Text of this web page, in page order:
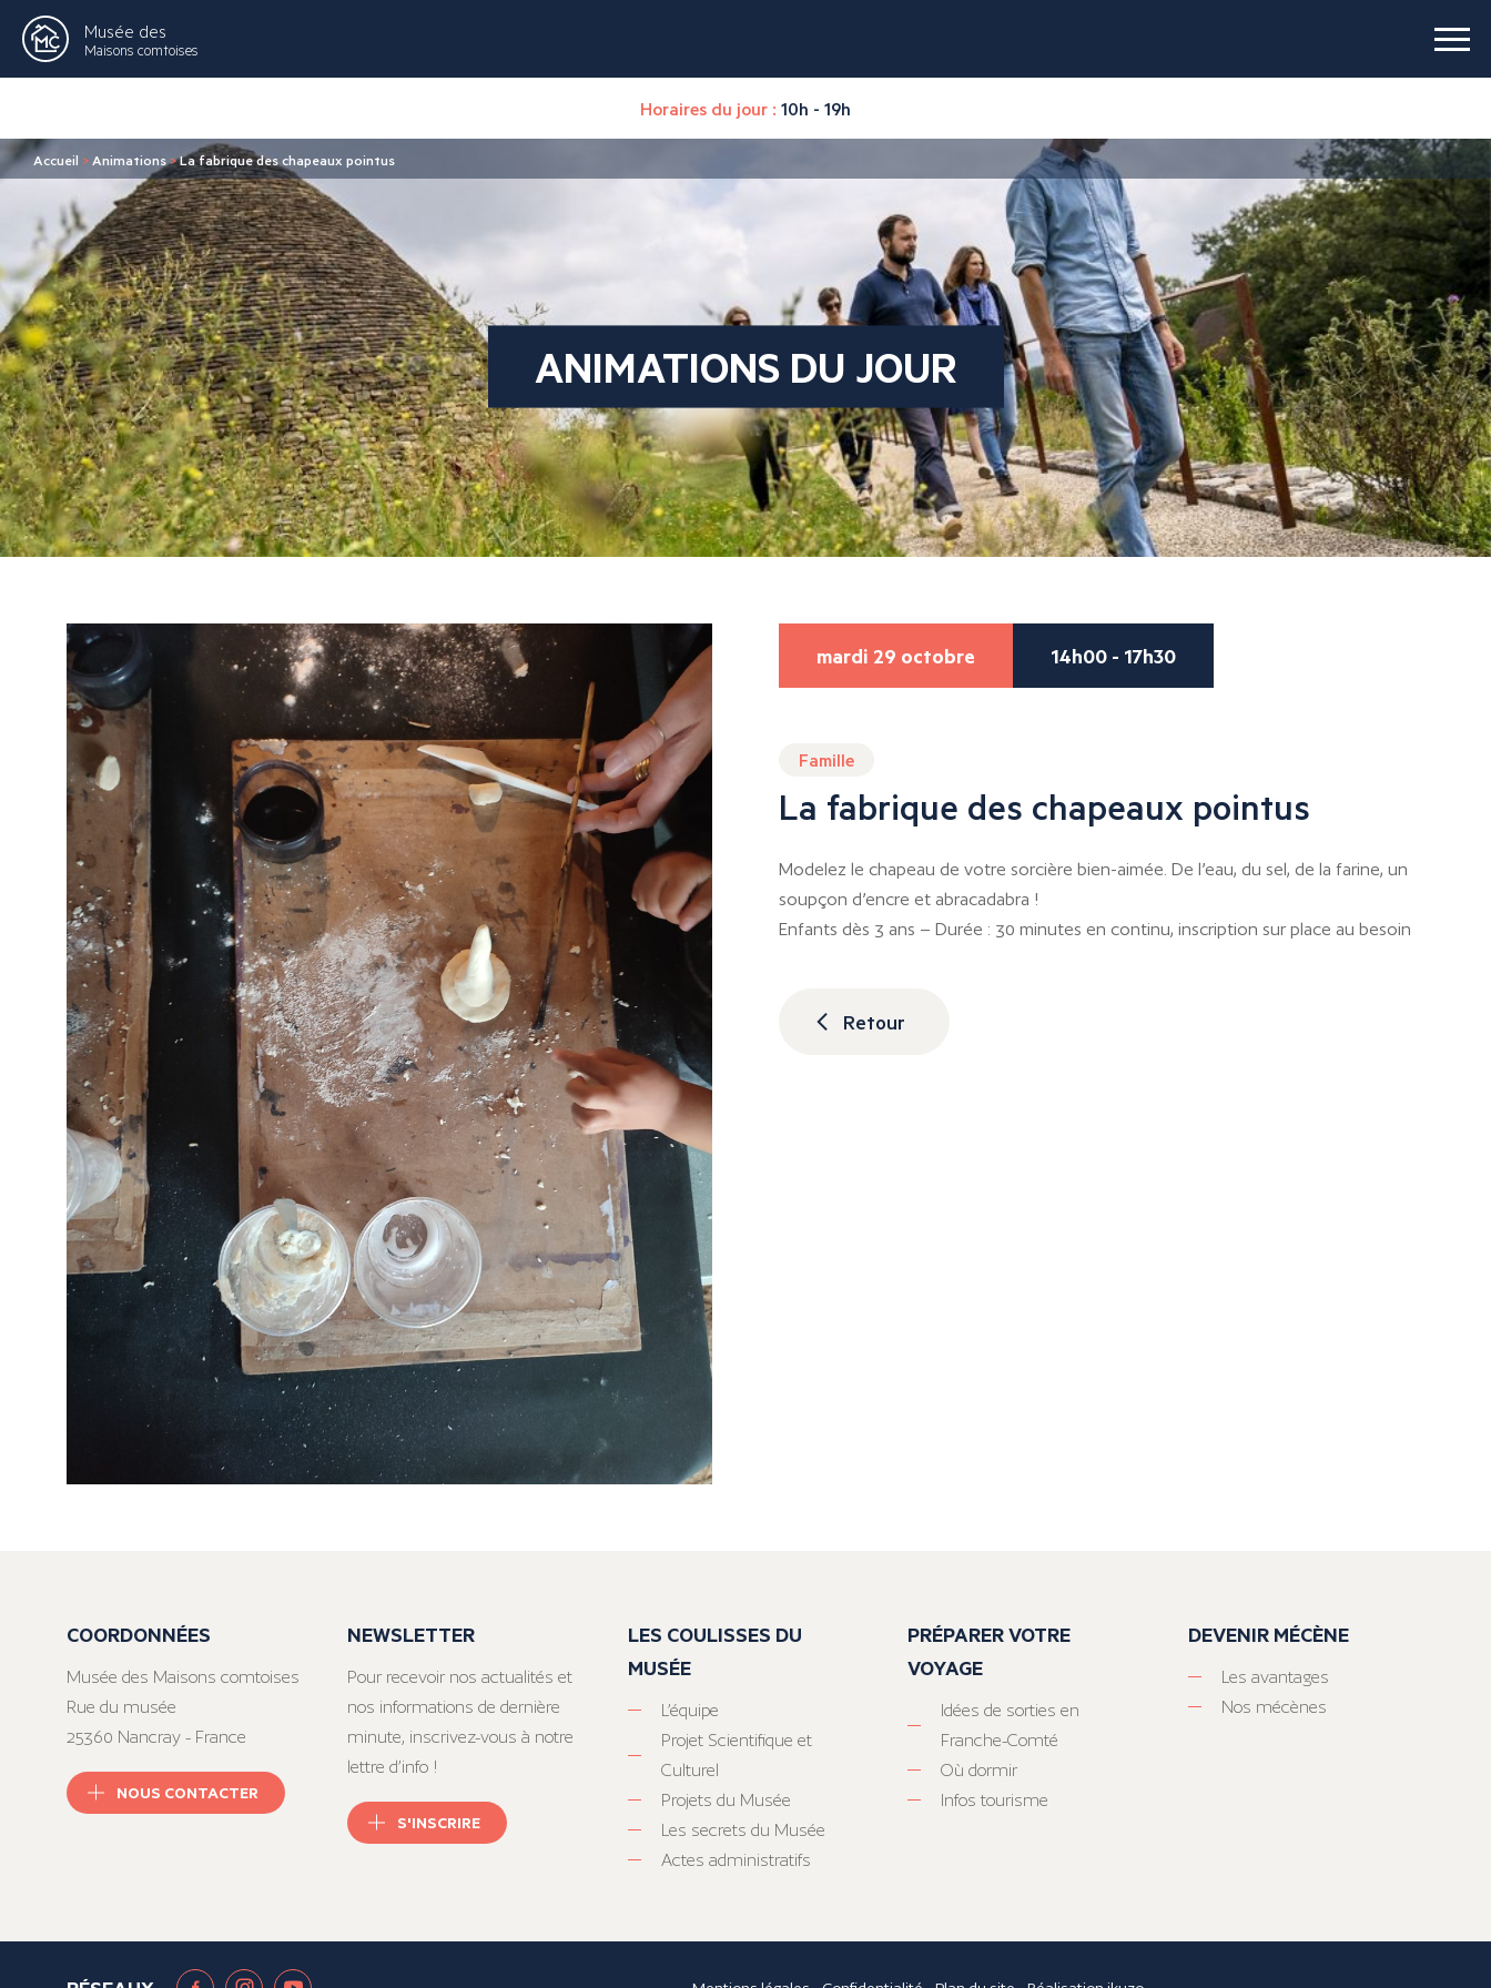
Musée des
Maisons comtoises
Horaires du jour : 10h - 19h
Accueil > Animations>La fabrique des chapeaux pointus
ANIMATIONS DU JOUR
mardi 29 octobre 14h00 - 17h30
Famille
La fabrique des chapeaux pointus
Modelez le chapeau de votre sorcière bien-aimée. De l’eau, du sel, de la farine, un
soupçon d’encre et abracadabra !
Enfants dès 3 ans – Durée : 30 minutes en continu, inscription sur place au besoin
Retour
COORDONNÉES
Musée des Maisons comtoises
Rue du musée
25360 Nancray - France
NOUS CONTACTER
NEWSLETTER
Pour recevoir nos actualités et
nos informations de dernière
minute, inscrivez-vous à notre
lettre d’info !
S'INSCRIRE
LES COULISSES DU
MUSÉE
L’équipe
Projet Scientifique et
Culturel
Projets du Musée
Les secrets du Musée
Actes administratifs
PRÉPARER VOTRE
VOYAGE
Idées de sorties en
Franche-Comté
Où dormir
Infos tourisme
DEVENIR MÉCÈNE
Les avantages
Nos mécènes